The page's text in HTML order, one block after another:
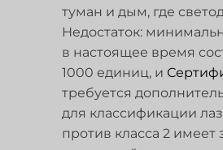
туман и дым, где
Недостаток:
в настоящее время
1000 единиц, и
требуется
для классификации
против класса 2 имеет